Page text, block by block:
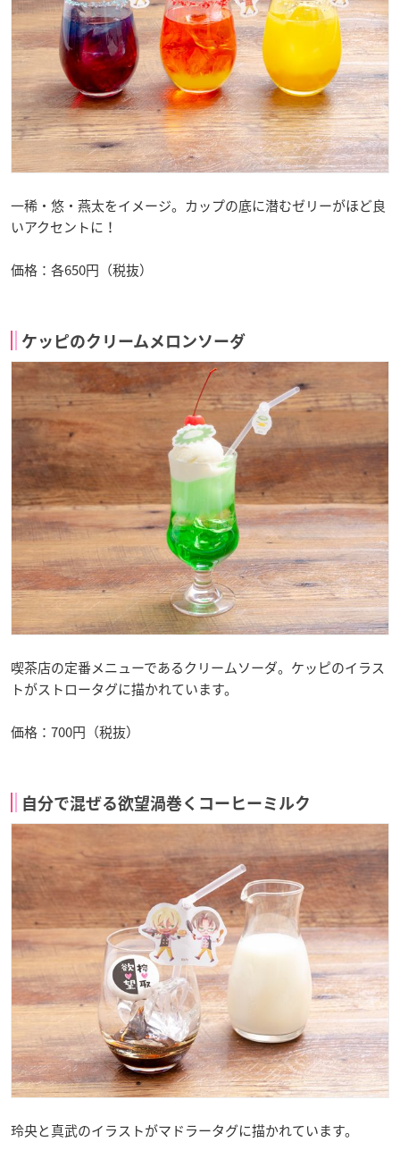
一稀・悠・燕太をイメージ。カップの底に潜むゼリーがほど良
いアクセントに！
価格：各650円（税抜）
ケッピのクリームメロンソーダ
喫茶店の定番メニューであるクリームソーダ。ケッピのイラス
トがストロータグに描かれています。
価格：700円（税抜）
自分で混ぜる欲望渦巻くコーヒーミルク
玲央と真武のイラストがマドラータグに描かれています。